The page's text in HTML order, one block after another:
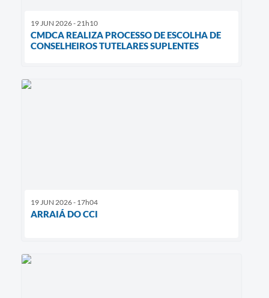
19 JUN 2026 - 21h10
CMDCA REALIZA PROCESSO DE ESCOLHA DE
CONSELHEIROS TUTELARES SUPLENTES
19 JUN 2026 - 17h04
ARRAIÁ DO CCI